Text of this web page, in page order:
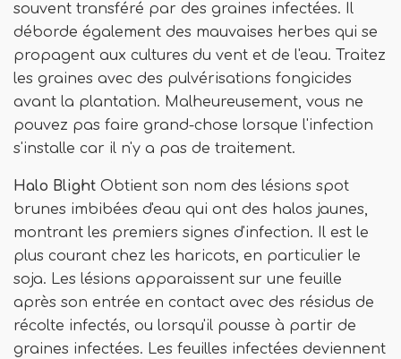
souvent transféré par des graines infectées. Il
déborde également des mauvaises herbes qui se
propagent aux cultures du vent et de l'eau. Traitez
les graines avec des pulvérisations fongicides
avant la plantation. Malheureusement, vous ne
pouvez pas faire grand-chose lorsque l'infection
s'installe car il n'y a pas de traitement.
Halo Blight Obtient son nom des lésions spot
brunes imbibées d'eau qui ont des halos jaunes,
montrant les premiers signes d'infection. Il est le
plus courant chez les haricots, en particulier le
soja. Les lésions apparaissent sur une feuille
après son entrée en contact avec des résidus de
récolte infectés, ou lorsqu'il pousse à partir de
graines infectées. Les feuilles infectées deviennent